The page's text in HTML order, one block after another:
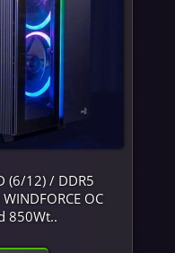
(6/12) / DDR5
OC
850Wt..